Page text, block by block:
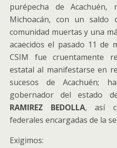
purépecha de Acachuén,
Michoacán, con un saldo
comunidad muertas y una
acaecidos el pasado 11 de
CSIM fue cruentamente
estatal al manifestarse en
sucesos de Acachuén;
gobernador del estado
RAMIREZ BEDOLLA, así
federales encargadas de la
Exigimos: